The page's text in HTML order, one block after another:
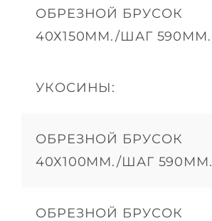
ОБРЕЗНОЙ БРУСОК
40Х150ММ./ШАГ 590ММ.
УКОСИНЫ:
ОБРЕЗНОЙ БРУСОК
40Х100ММ./ШАГ 590ММ.
ОБРЕЗНОЙ БРУСОК